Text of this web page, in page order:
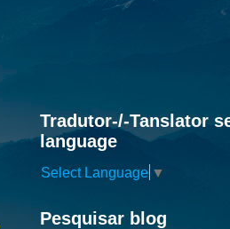
Tradutor-/-Tanslator
language
Select Language ▼
Pesquisar blog